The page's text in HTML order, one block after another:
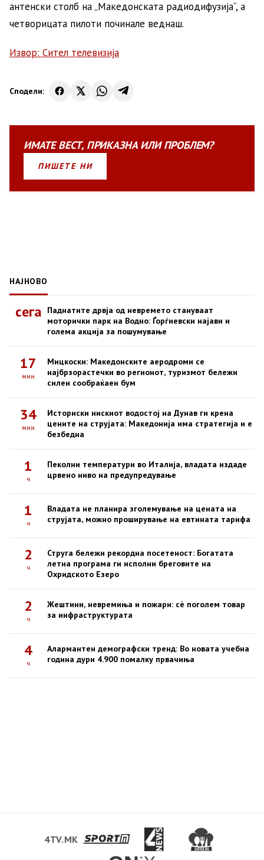
антенски столб на „Македонската радиодифузија“, а
четворицата пилоти починале веднаш.
Извор: Сител телевизија
Сподели:
ИМАТЕВЕСТ, ПРИКАЗНАИЛИПРОБЛЕМ?
ПИШЕТЕ НИ
НАЈНОВО
сега
Паднатите дрвја од невремето стануваат
моторички парк на Водно: Ѓорѓиевски најави и
голема акција за пошумување
17
мин
Мицкоски: Македонските аеродроми се
најбрзорастечки во регионот, туризмот бележи
силен сообраќаен бум
34
мин
Историски нискиот водостој на Дунав ги крена
цените на струјата: Македонија има стратегија и е
безбедна
1
ч
Пеколни температури во Италија, владата издаде
црвено ниво на предупредување
1
ч
Владата не планира зголемување на цената на
струјата, можно проширување на евтината тарифа
2
ч
Струга бележи рекордна посетеност: Богатата
летна програма ги исполни бреговите на
Охридското Езеро
2
ч
Жештини, невремиња и пожари: сè поголем товар
за инфраструктурата
4
ч
Алармантен демографски тренд: Во новата учебна
година дури 4.900 помалку првачиња
4TV.MK